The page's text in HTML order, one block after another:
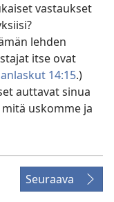
vastaukset
lehden
itse ovat
14:15.)
auttavat sinua
uskomme ja
Seuraava